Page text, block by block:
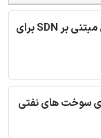
ترجمه مقاله امنیت انتقال داده های مبتنی بر SDN برای
سوخت های نفتی